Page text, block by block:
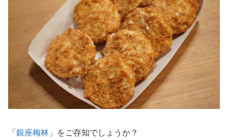
「 銀座梅林 」をご存知でしょうか？